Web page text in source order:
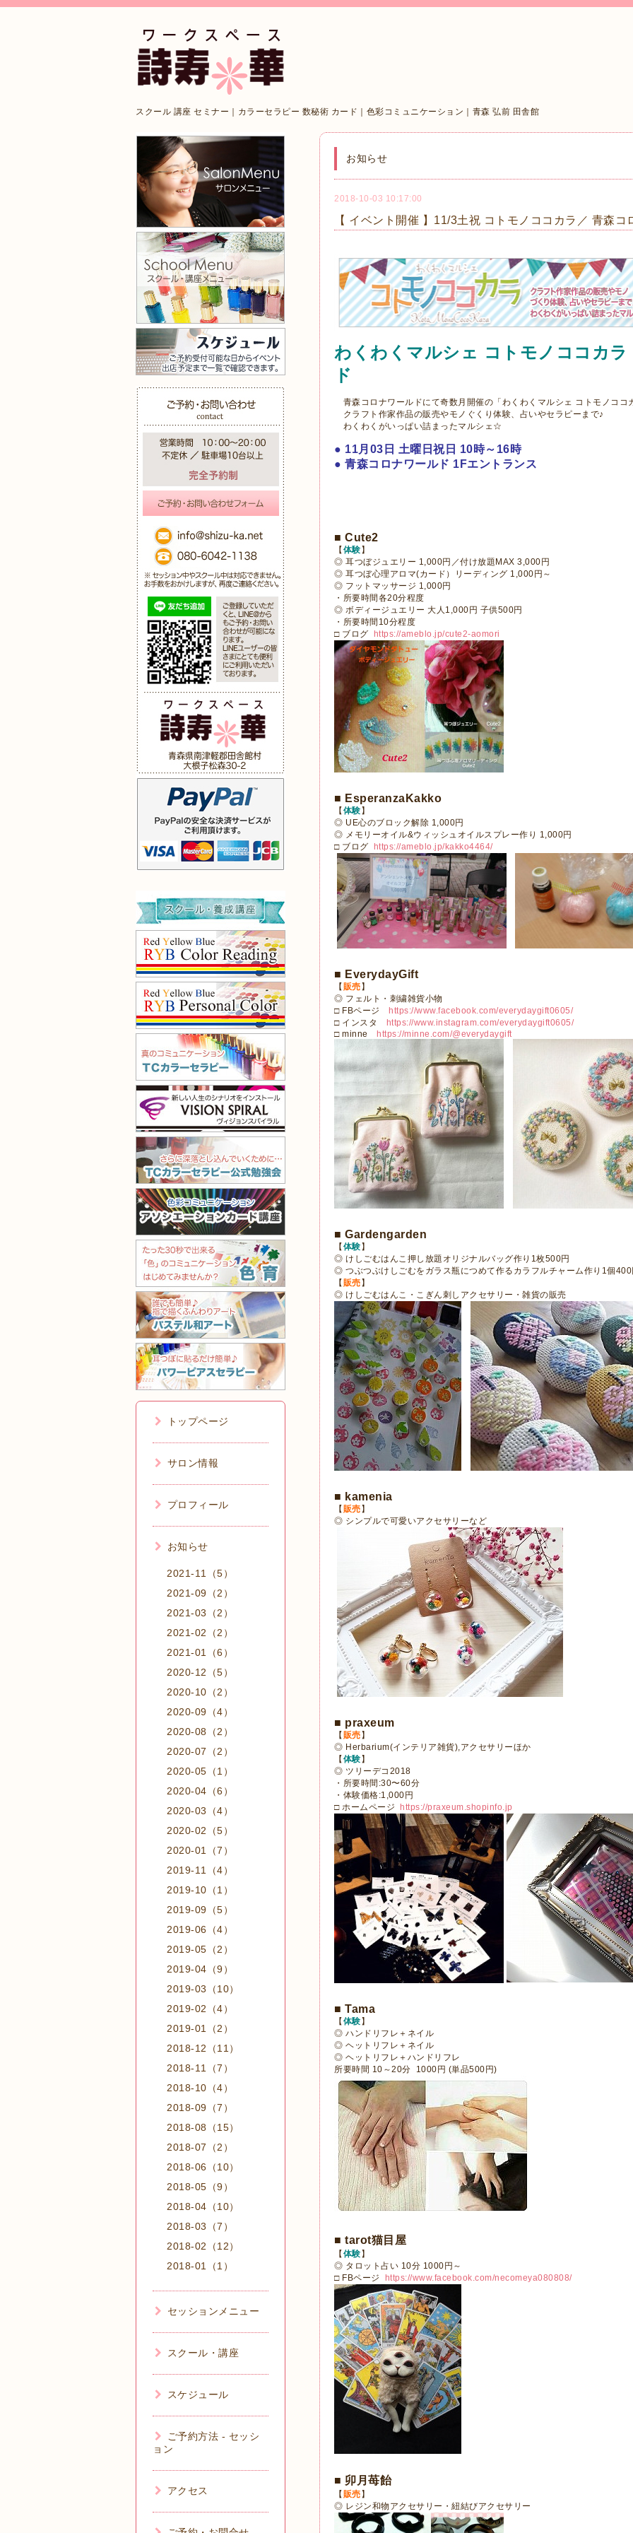
スクール 講座 セミナー｜カラーセラピー 数秘術 カード｜色彩コミュニケーション｜青森 弘前 田舎館
お知らせ
2018-10-03 10:17:00
【 イベント開催 】11/3土祝 コトモノココカラ／ 青森
わくわくマルシェ コトモノココカ
ド
青森コロナワールドにて奇数月開催の「わくわくマルシェ コトモノココ
クラフト作家作品の販売やモノぐくり体験、占いやセラピーまで♪
わくわくがいっぱい詰まったマルシェ☆
● 11月03日 土曜日祝日 10時～16時
● 青森コロナワールド 1Fエントランス
■ Cute2
【体験】
◎ 耳つぼジュエリー 1,000円／付け放題MAX 3,000円
◎ 耳つぼ心理アロマ(カード）リーディング 1,000円～
◎ フットマッサージ 1,000円
・所要時間各20分程度
◎ ボディージュエリー 大人1,000円 子供500円
・所要時間10分程度
□ ブログ https://ameblo.jp/cute2-aomori
■ EsperanzaKakko
【体験】
◎ UE心のブロック解除 1,000円
◎ メモリーオイル&ウィッシュオイルスプレー作り 1,000円
□ ブログ https://ameblo.jp/kakko4464/
■ EverydayGift
【 販売】
◎ フェルト・刺繍雑貨小物
□ FBページ https://www.facebook.com/everydaygift0605/
□ インスタ https://www.instagram.com/everydaygift0605/
□ minne https://minne.com/@everydaygift
■ Gardengarden
【体験】
◎ けしごむはんこ押し放題オリジナルバッグ作り1枚500円
◎ つぶつぶけしごむをガラス瓶につめて作るカラフルチャーム作り1個400
【 販売】
◎ けしごむはんこ・こぎん刺しアクセサリー・雑貨の販売
■ kamenia
【 販売】
◎ シンプルで可愛いアクセサリーなど
■ praxeum
【 販売】
◎ Herbarium(インテリア雑貨),アクセサリーほか
【体験】
◎ ツリーデコ2018
・所要時間:30〜60分
・体験価格:1,000円
□ ホームページ https://praxeum.shopinfo.jp
■ Tama
【体験】
◎ ハンドリフレ＋ネイル
◎ ヘットリフレ＋ネイル
◎ ヘットリフレ＋ハンドリフレ
所要時間 10～20分 1000円 (単品500円)
■ tarot猫目屋
【体験】
◎ タロット占い 10分 1000円～
□ FBページ https://www.facebook.com/necomeya080808/
■ 卯月苺飴
【 販売】
◎ レジン和物アクセサリー・紐結びアクセサリー
トップページ
サロン情報
プロフィール
お知らせ
2021-11（5）
2021-09（2）
2021-03（2）
2021-02（2）
2021-01（6）
2020-12（5）
2020-10（2）
2020-09（4）
2020-08（2）
2020-07（2）
2020-05（1）
2020-04（6）
2020-03（4）
2020-02（5）
2020-01（7）
2019-11（4）
2019-10（1）
2019-09（5）
2019-06（4）
2019-05（2）
2019-04（9）
2019-03（10）
2019-02（4）
2019-01（2）
2018-12（11）
2018-11（7）
2018-10（4）
2018-09（7）
2018-08（15）
2018-07（2）
2018-06（10）
2018-05（9）
2018-04（10）
2018-03（7）
2018-02（12）
2018-01（1）
セッションメニュー
スクール・講座
スケジュール
ご予約方法 - セッシ
ョン
アクセス